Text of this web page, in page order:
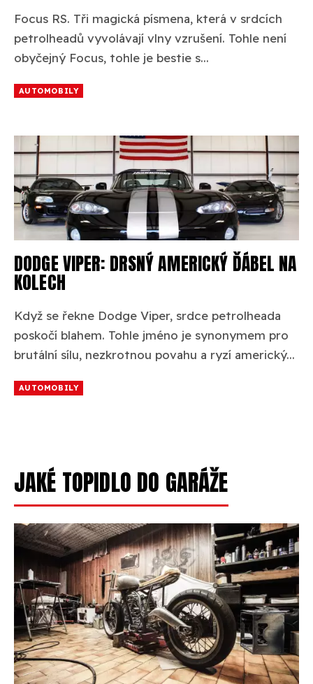
Focus RS. Tři magická písmena, která v srdcích
petrolheadů vyvolávají vlny vzrušení. Tohle není
obyčejný Focus, tohle je bestie s...
AUTOMOBILY
DODGE VIPER: DRSNÝ AMERICKÝ ĎÁBEL NA
KOLECH
Když se řekne Dodge Viper, srdce petrolheada
poskočí blahem. Tohle jméno je synonymem pro
brutální sílu, nezkrotnou povahu a ryzí americký...
AUTOMOBILY
JAKÉ TOPIDLO DO GARÁŽE